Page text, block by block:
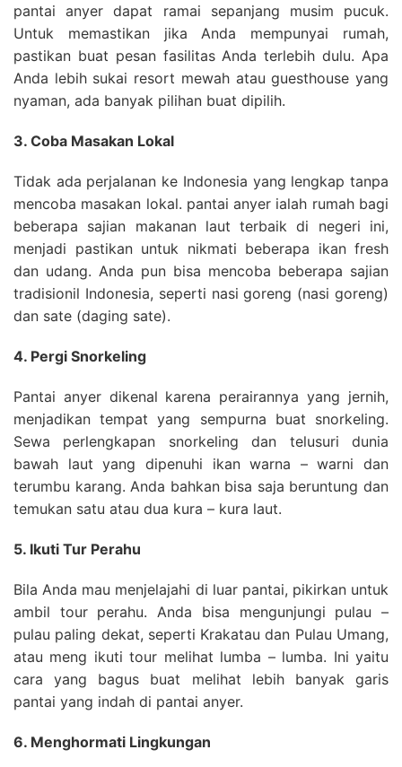
pantai anyer dapat ramai sepanjang musim pucuk.
Untuk memastikan jika Anda mempunyai rumah,
pastikan buat pesan fasilitas Anda terlebih dulu. Apa
Anda lebih sukai resort mewah atau guesthouse yang
nyaman, ada banyak pilihan buat dipilih.
3. Coba Masakan Lokal
Tidak ada perjalanan ke Indonesia yang lengkap tanpa
mencoba masakan lokal. pantai anyer ialah rumah bagi
beberapa sajian makanan laut terbaik di negeri ini,
menjadi pastikan untuk nikmati beberapa ikan fresh
dan udang. Anda pun bisa mencoba beberapa sajian
tradisionil Indonesia, seperti nasi goreng (nasi goreng)
dan sate (daging sate).
4. Pergi Snorkeling
Pantai anyer dikenal karena perairannya yang jernih,
menjadikan tempat yang sempurna buat snorkeling.
Sewa perlengkapan snorkeling dan telusuri dunia
bawah laut yang dipenuhi ikan warna – warni dan
terumbu karang. Anda bahkan bisa saja beruntung dan
temukan satu atau dua kura – kura laut.
5. Ikuti Tur Perahu
Bila Anda mau menjelajahi di luar pantai, pikirkan untuk
ambil tour perahu. Anda bisa mengunjungi pulau –
pulau paling dekat, seperti Krakatau dan Pulau Umang,
atau meng ikuti tour melihat lumba – lumba. Ini yaitu
cara yang bagus buat melihat lebih banyak garis
pantai yang indah di pantai anyer.
6. Menghormati Lingkungan